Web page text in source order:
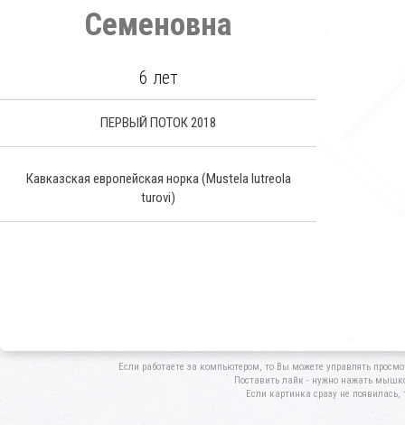
Семеновна
6 лет
ПЕРВЫЙ ПОТОК 2018
Кавказская европейская норка(Mustela lutreola
turovi)
Если работаете за компьютером, то Вы можете управлять
Поставить лайк - нужно нажать
Если картинка сразу не появилась,